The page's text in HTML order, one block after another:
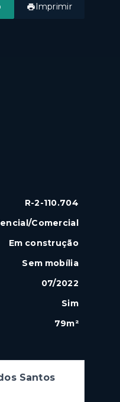
Imprimir
R-2-110.704
Comercial
Em construção
Sem mobília
07/2022
Sim
79m²
Santos